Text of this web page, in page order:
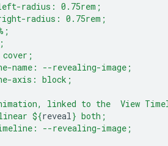
radius: 0.75rem;
radius: 0.75rem;
name: --revealing-image;
axis: block;
linked to the  View
${reveal} both;
--revealing-image;